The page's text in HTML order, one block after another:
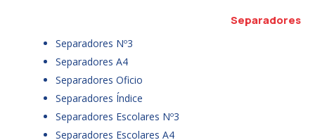
Separadores
Separadores Nº3
Separadores A4
Separadores Oficio
Separadores Índice
Separadores Escolares Nº3
Separadores Escolares A4